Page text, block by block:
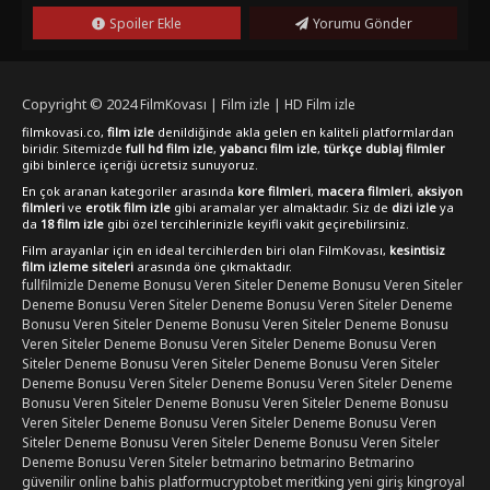
1080p kalitesinde kesintisiz olarak seyretmek isteyen
izleyicilere önerilir.Spoiler Ekle Yorumu Gönder
Copyright © 2024FilmKovası | Film izle | HD Film izle
filmkovasi.co, film izle denildiğinde akla gelen en kaliteli platformlardan
biridir. Sitemizde full hd film izle, yabancı film izle, türkçe dublaj filmler
gibi binlerce içeriği ücretsiz sunuyoruz.
En çok aranan kategoriler arasında kore filmleri, macera filmleri, aksiyon
filmleri ve erotik film izle gibi aramalar yer almaktadır. Siz de dizi izle ya
da 18 film izle gibi özel tercihlerinizle keyifli vakit geçirebilirsiniz.
Film arayanlar için en ideal tercihlerden biri olan FilmKovası, kesintisiz
film izleme siteleri arasında öne çıkmaktadır.
fullfilmizle Deneme Bonusu Veren SitelerDeneme Bonusu Veren Siteler
Deneme Bonusu Veren SitelerDeneme Bonusu Veren SitelerDeneme
Bonusu Veren SitelerDeneme Bonusu Veren SitelerDeneme Bonusu
Veren SitelerDeneme Bonusu Veren SitelerDeneme Bonusu Veren
SitelerDeneme Bonusu Veren SitelerDeneme Bonusu Veren Siteler
Deneme Bonusu Veren SitelerDeneme Bonusu Veren SitelerDeneme
Bonusu Veren SitelerDeneme Bonusu Veren SitelerDeneme Bonusu
Veren SitelerDeneme Bonusu Veren SitelerDeneme Bonusu Veren
SitelerDeneme Bonusu Veren SitelerDeneme Bonusu Veren Siteler
Deneme Bonusu Veren Sitelerbetmarino betmarino Betmarino
güvenilir online bahis platformucryptobetmeritking yeni girişkingroyal